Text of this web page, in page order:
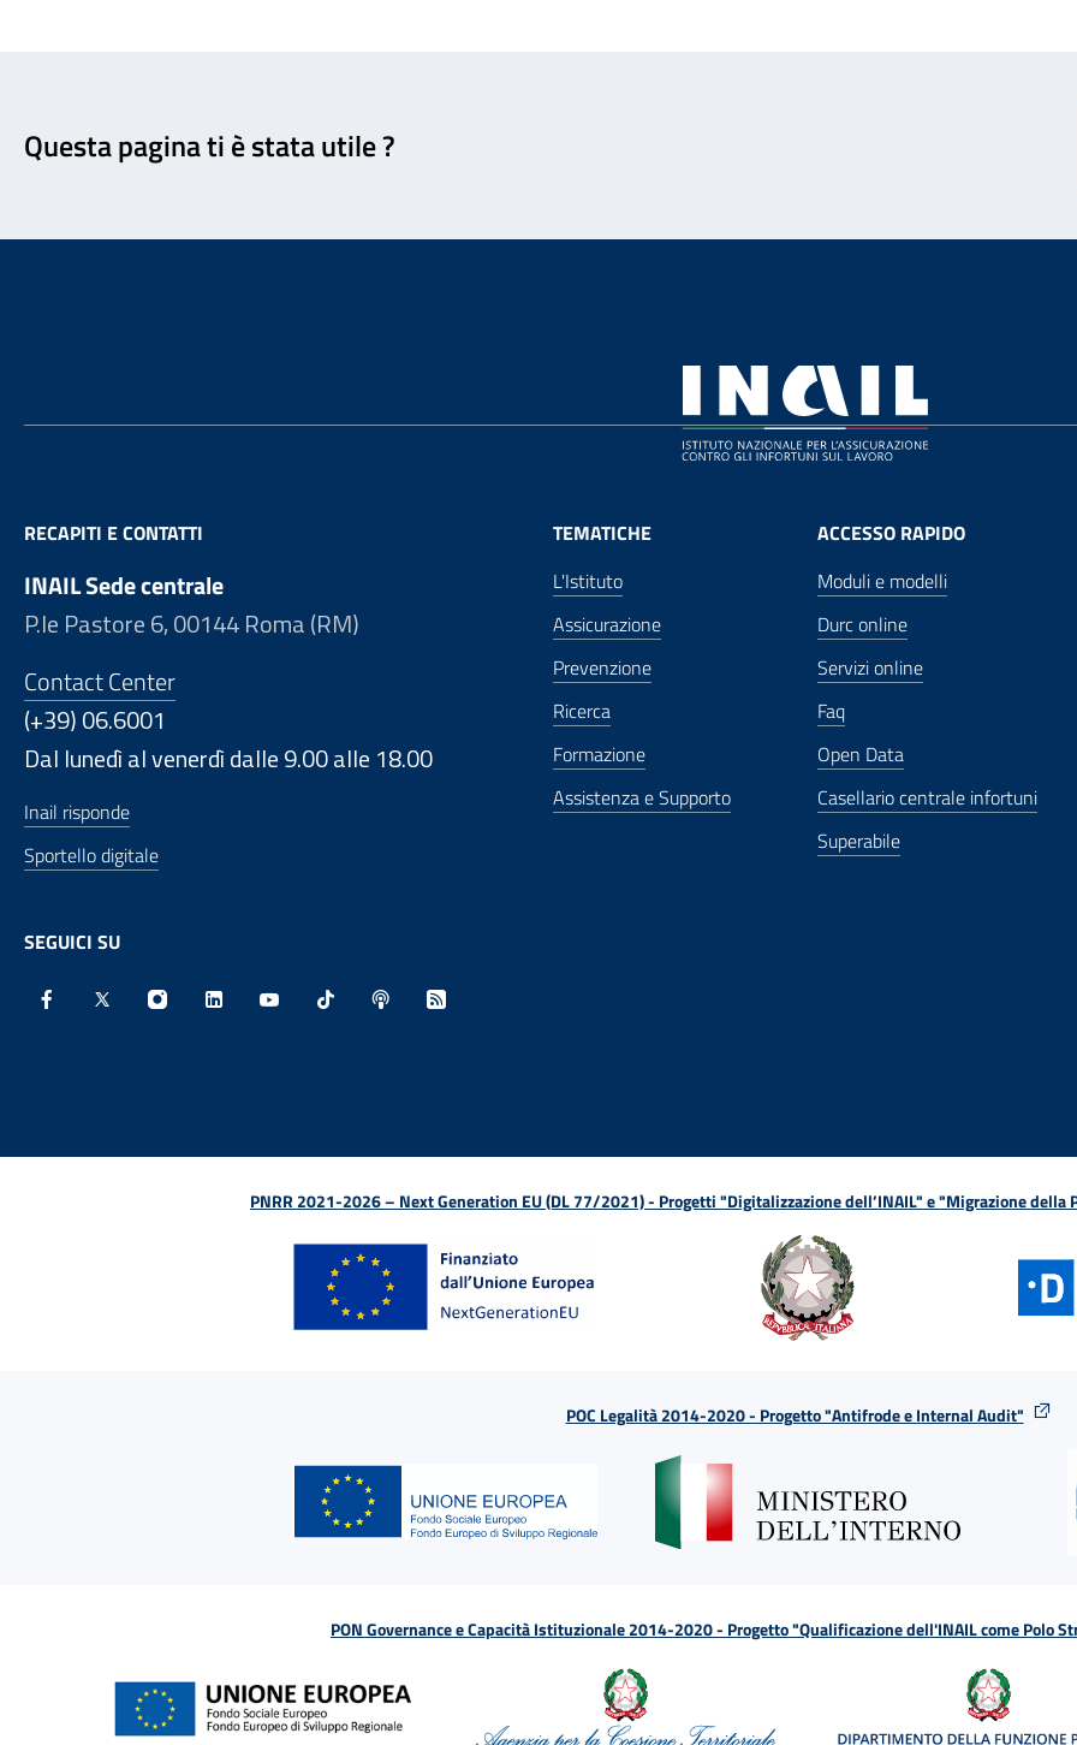
Questa pagina ti è stata utile ?
RECAPITI E CONTATTI
INAIL Sede centrale
P.le Pastore 6, 00144 Roma (RM)
Contact Center
(+39) 06.6001
Dal lunedì al venerdì dalle 9.00 alle 18.00
Inail risponde
Sportello digitale
SEGUICI SU
TEMATICHE
L'Istituto
Assicurazione
Prevenzione
Ricerca
Formazione
Assistenza e Supporto
ACCESSO RAPIDO
Moduli e modelli
Durc online
Servizi online
Faq
Open Data
Casellario centrale infortuni
Superabile
PNRR 2021-2026 – Next Generation EU (DL 77/2021) - Progetti "Digitalizzazione dell’INAIL" e "Migrazione della
POC Legalità 2014-2020 - Progetto "Antifrode e Internal Audit"
PON Governance e Capacità Istituzionale 2014-2020 - Progetto "Qualificazione dell'INAIL come Polo